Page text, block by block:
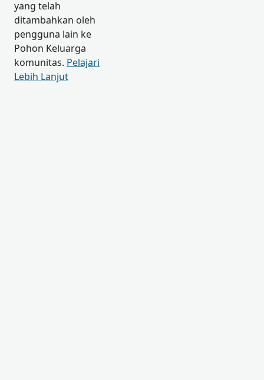
yang telah
ditambahkan oleh
pengguna lain ke
Pohon Keluarga
komunitas. Pelajari
Lebih Lanjut